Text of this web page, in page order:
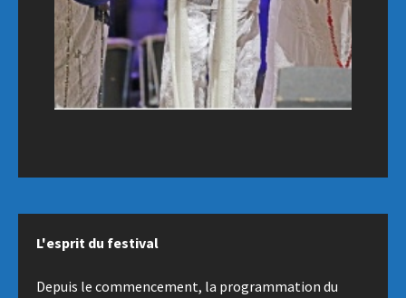
L'esprit du festival
Depuis le commencement, la programmation du